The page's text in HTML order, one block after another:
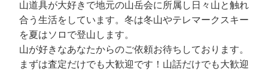
山道具が大好きで地元の山岳会に所属し日々山と触れ
合う生活をしています。冬は冬山やテレマークスキー
を夏はソロで登山します。
山が好きなあなたからのご依頼お待ちしております。
まずは査定だけでも大歓迎です！山話だけでも大歓迎